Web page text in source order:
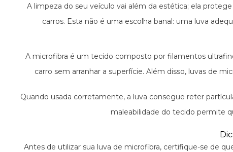
A limpeza do seu veículo vai além da estética; ela
carros. Esta não é uma escolha banal: uma luva
A microfibra é um tecido composto por filamentos
carro sem arranhar a superfície. Além disso, luvas de
Quando usada corretamente, a luva consegue reter
maleabilidade do tecido permite
Antes de utilizar sua luva de microfibra, certifique-se de